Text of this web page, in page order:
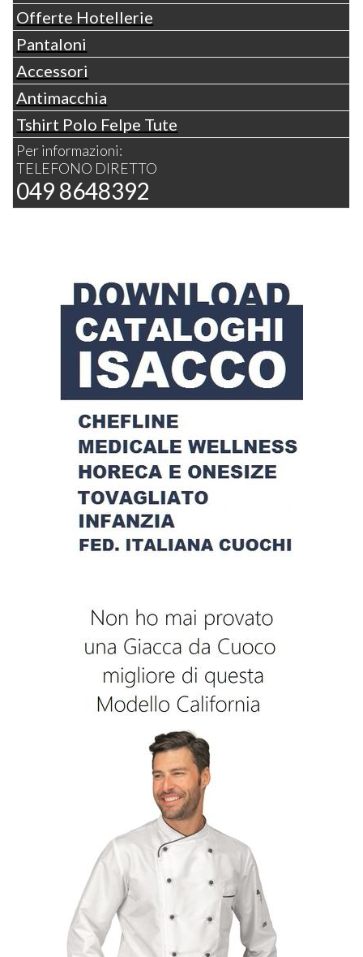
Offerte Hotellerie
Pantaloni
Accessori
Antimacchia
Tshirt Polo Felpe Tute
Per informazioni:
TELEFONO DIRETTO
049 8648392